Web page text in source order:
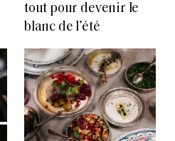
tout pour devenir le
blanc de l’été